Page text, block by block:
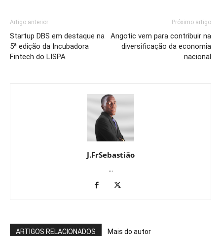
Artigo anterior
Startup DBS em destaque na
5ª edição da Incubadora
Fintech do LISPA
Próximo artigo
Angotic vem para contribuir na
diversificação da economia
nacional
J.FrSebastião
...
ARTIGOS RELACIONADOS Mais do autor